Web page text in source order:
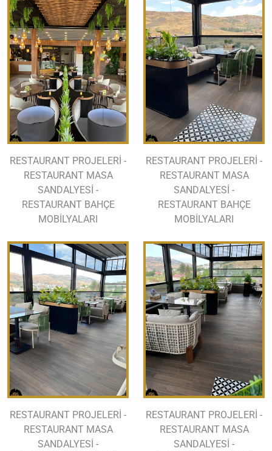
RESTAURANT PROJELERİ -
RESTAURANT MASA
SANDALYESİ -
RESTAURANT BAHÇE
MOBİLYALARI
RESTAURANT PROJELERİ -
RESTAURANT MASA
SANDALYESİ -
RESTAURANT BAHÇE
MOBİLYALARI
RESTAURANT PROJELERİ -
RESTAURANT MASA
SANDALYESİ -
RESTAURANT PROJELERİ -
RESTAURANT MASA
SANDALYESİ -